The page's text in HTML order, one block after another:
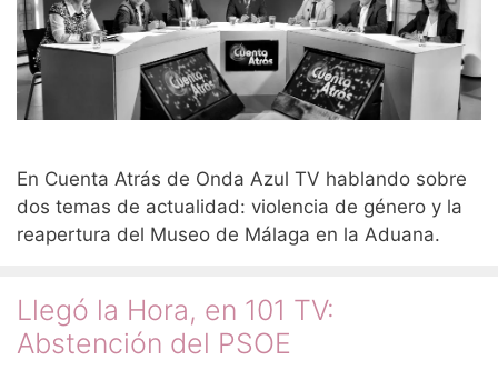
En Cuenta Atrás de Onda Azul TV hablando sobre
dos temas de actualidad: violencia de género y la
reapertura del Museo de Málaga en la Aduana.
Llegó la Hora, en 101 TV:
Abstención del PSOE